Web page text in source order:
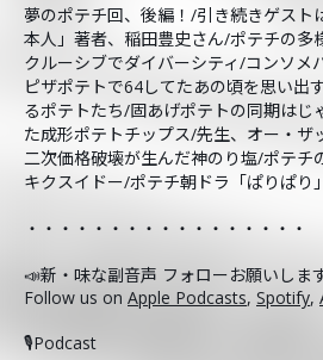
夢のポテチ回、後編！/引き続きゲスト
本人」著者、稲田豊史さん/ポテチの多
クルーシブでダイバーシティ/コンソメ
ピザポテトで64してたあの頃を思い出
るポテトたち/固あげポテトの同期はじ
た成形ポテトチップス/先生、オー・ザ
二次価格破壊が生んだ神のり塩/ポテチ
キクスイドー/ポテチ朝ドラ「ぱりぱり」
・・・・・・・・・・・・・・・・・
📣新・味な副音声 フォローお願いしま
Follow us on Apple Podcasts, Spotify,
🎙️Podcast